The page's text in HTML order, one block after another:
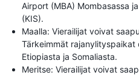
Airport (MBA) Mombasassa
(KIS).
Maalla: Vierailijat voivat
Tärkeimmät rajanylityspaikat
Etiopiasta ja Somaliasta.
Meritse: Vierailijat voivat